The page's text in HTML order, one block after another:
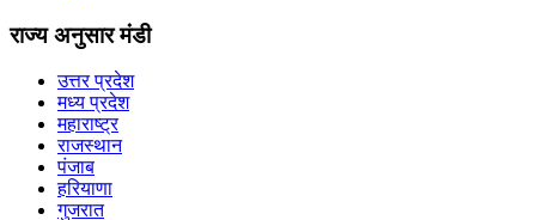
राज्य अनुसार मंडी
उत्तर प्रदेश
मध्य प्रदेश
महाराष्ट्र
राजस्थान
पंजाब
हरियाणा
गुजरात